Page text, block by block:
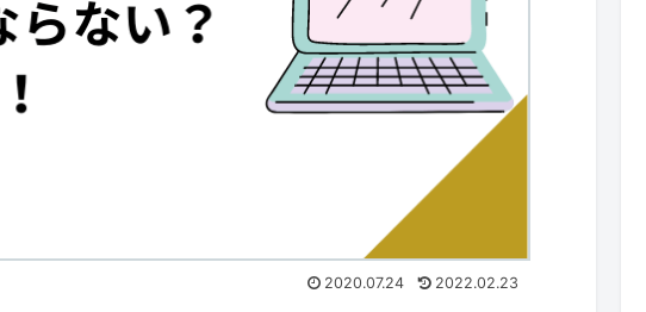
2020.07.24 2022.02.23